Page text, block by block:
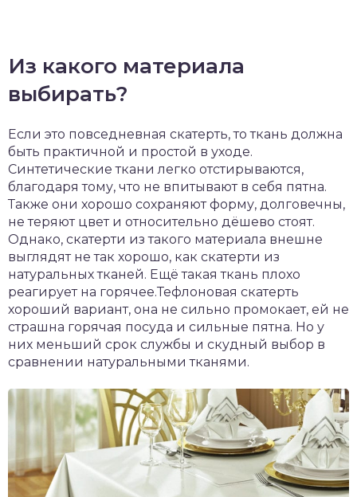
Из какого материала
выбирать?
Если это повседневная скатерть, то ткань должна
быть практичной и простой в уходе.
Синтетические ткани легко отстирываются,
благодаря тому, что не впитывают в себя пятна.
Также они хорошо сохраняют форму, долговечны,
не теряют цвет и относительно дёшево стоят.
Однако, скатерти из такого материала внешне
выглядят не так хорошо, как скатерти из
натуральных тканей. Ещё такая ткань плохо
реагирует на горячее.Тефлоновая скатерть
хороший вариант, она не сильно промокает, ей не
страшна горячая посуда и сильные пятна. Но у
них меньший срок службы и скудный выбор в
сравнении натуральными тканями.